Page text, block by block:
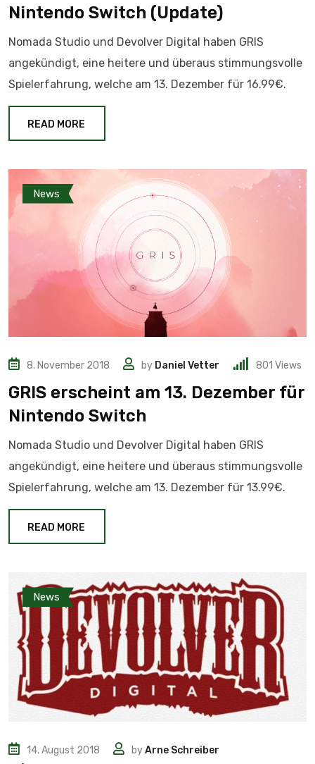
Nintendo Switch (Update)
Nomada Studio und Devolver Digital haben GRIS
angekündigt, eine heitere und überaus stimmungsvolle
Spielerfahrung, welche am 13. Dezember für 16.99€.
READ MORE
News
8. November 2018 by Daniel Vetter 801 Views
GRIS erscheint am 13. Dezember für
Nintendo Switch
Nomada Studio und Devolver Digital haben GRIS
angekündigt, eine heitere und überaus stimmungsvolle
Spielerfahrung, welche am 13. Dezember für 13.99€.
READ MORE
News
14. August 2018 byArne Schreiber